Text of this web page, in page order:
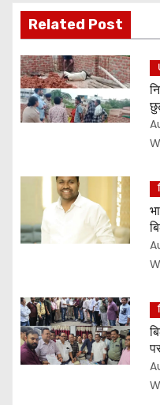
t
i
o
n
Related Post